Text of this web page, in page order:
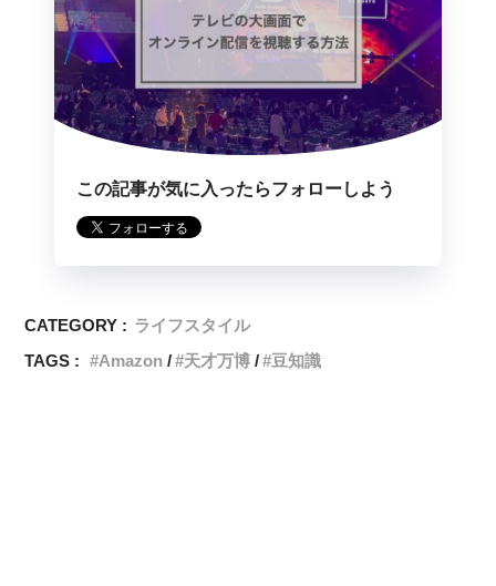
この記事が気に入ったらフォローしよう
CATEGORY : ライフスタイル
TAGS :
Amazon 天才万博 豆知識